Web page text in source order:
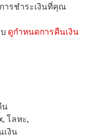
ารชำระเงินที่คุณ
ดูกำหนดการคืนเงิน
น
โลหะ,
เงิน